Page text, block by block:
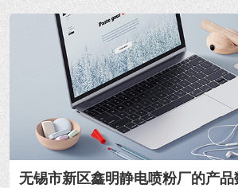
无锡市新区鑫明静电喷粉厂的产品